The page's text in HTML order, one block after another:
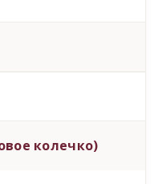
колечко)